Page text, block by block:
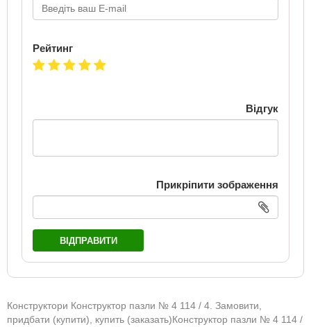
Рейтинг
Відгук
Прикріпити зображення
ВІДПРАВИТИ
Конструктори Конструктор пазли № 4 114 / 4. Замовити,
придбати (купити), купить (заказать)Конструктор пазли № 4 114 /